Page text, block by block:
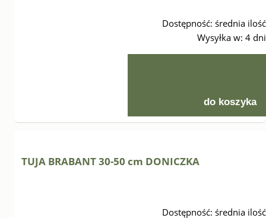
Dostępność: średnia ilość
Wysyłka w: 4 dni
12,00 zł
do koszyka
TUJA BRABANT 30-50 cm DONICZKA
Dostępność: średnia ilość